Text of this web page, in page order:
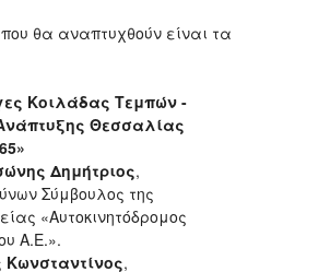
θα αναπτυχθούν είναι τα
Κοιλάδας Τεμπών -
Θεσσαλίας
Δημήτριος,
Σύμβουλος της
«Αυτοκινητόδρομος
Α.Ε.».
Κωνσταντίνος,